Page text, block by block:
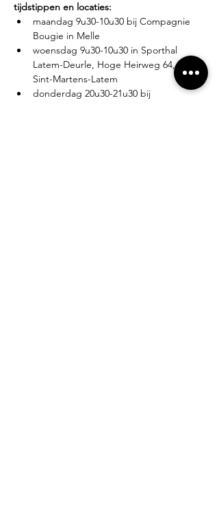
tijdstippen en locaties:
maandag 9u30-10u30 bij Compagnie
Bougie in Melle
woensdag 9u30-10u30 in Sporthal
Latem-Deurle, Hoge Heirweg 64, 9830
Sint-Martens-Latem
donderdag 20u30-21u30 bij